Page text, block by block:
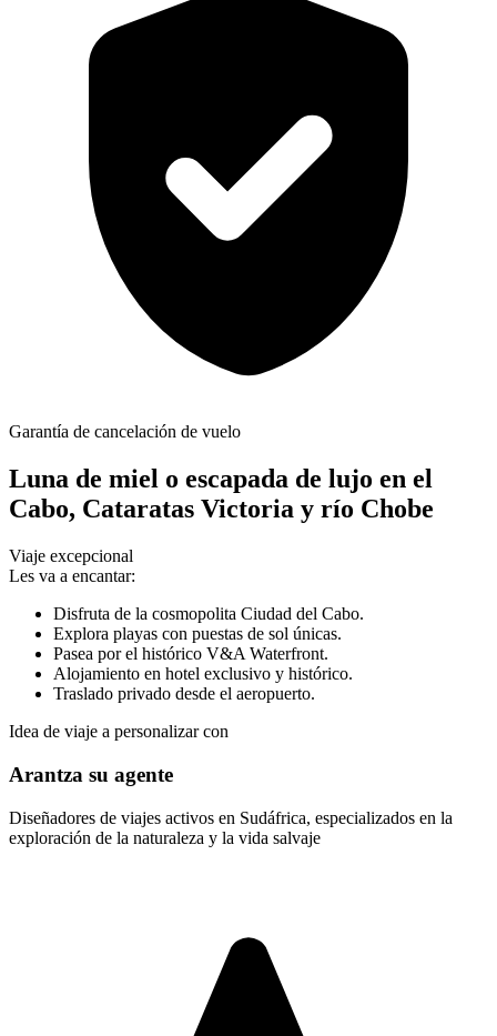
Garantía de cancelación de vuelo
Luna de miel o escapada de lujo en el
Cabo, Cataratas Victoria y río Chobe
Viaje excepcional
Les va a encantar:
Disfruta de la cosmopolita Ciudad del Cabo.
Explora playas con puestas de sol únicas.
Pasea por el histórico V&A Waterfront.
Alojamiento en hotel exclusivo y histórico.
Traslado privado desde el aeropuerto.
Idea de viaje a personalizar con
Arantza su agente
Diseñadores de viajes activos en Sudáfrica, especializados en la
exploración de la naturaleza y la vida salvaje